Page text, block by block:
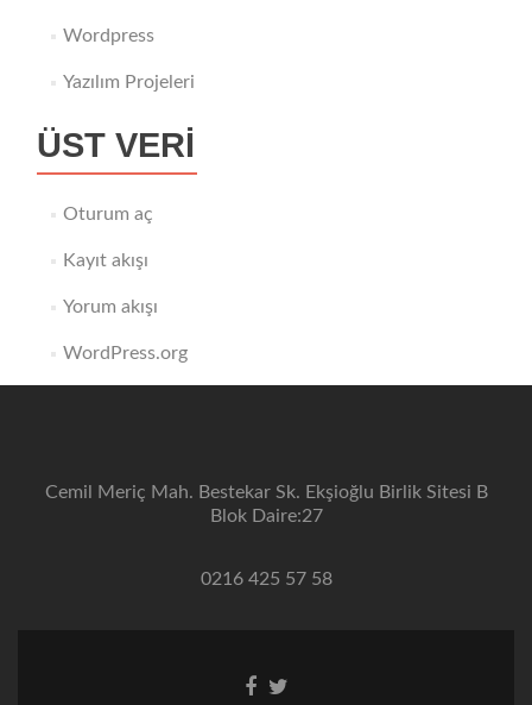
Wordpress
Yazılım Projeleri
ÜST VERI
Oturum aç
Kayıt akışı
Yorum akışı
WordPress.org
Cemil Meriç Mah. Bestekar Sk. Ekşioğlu Birlik Sitesi B
Blok Daire:27
0216 425 57 58
Facebook
Twitter